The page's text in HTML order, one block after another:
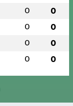
0 0
0 0
0 0
0 0